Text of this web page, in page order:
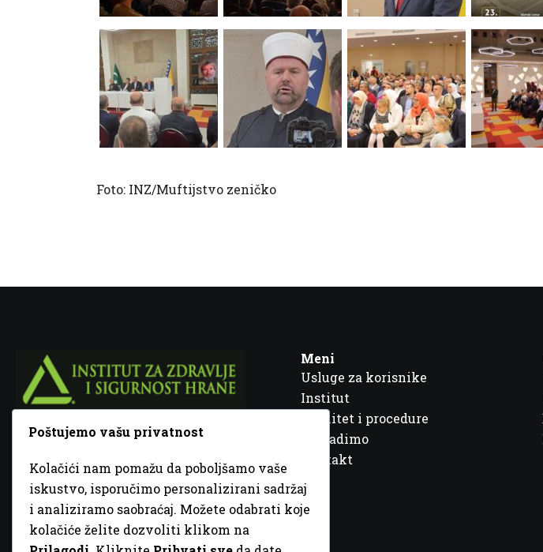
Foto: INZ/Muftijstvo zeničko
Fra Ivana Jukića br. 2, 72000 Zenica, BiH
+387 32 448 001
info@inz.ba
http://www.inz.ba
Meni
Usluge za korisnike
Institut
Kvalitet i procedure
Šta radimo
Kontakt
Poštujemo vašu privatnost
Kolačići nam pomažu da poboljšamo vaše
iskustvo, isporučimo personalizirani sadržaj
i analiziramo saobraćaj. Možete odabrati koje
kolačiće želite dozvoliti klikom na